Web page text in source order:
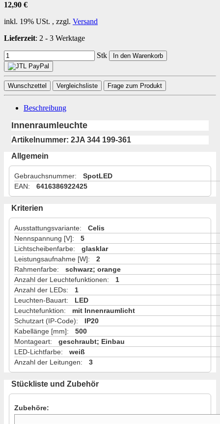
12,90 €
inkl. 19% USt. , zzgl. Versand
Lieferzeit: 2 - 3 Werktage
Stk In den Warenkorb
Wunschzettel Vergleichsliste Frage zum Produkt
Beschreibung
Innenraumleuchte
Artikelnummer: 2JA 344 199-361
Allgemein
Gebrauchsnummer:
SpotLED
EAN: 6416386922425
Kriterien
Ausstattungsvariante:
Celis
Nennspannung [V]:
5
Lichtscheibenfarbe:
glasklar
Leistungsaufnahme [W]:
2
Rahmenfarbe:
schwarz; orange
Anzahl der Leuchtefunktionen:
1
Anzahl der LEDs:
1
Leuchten-Bauart:
LED
Leuchtefunktion:
mit Innenraumlicht
Schutzart (IP-Code):
IP20
Kabellänge [mm]:
500
Montageart:
geschraubt; Einbau
LED-Lichtfarbe:
weiß
Anzahl der Leitungen: 3
Stückliste und Zubehör
Zubehöre: